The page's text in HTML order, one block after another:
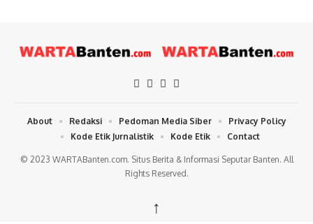
© 2023 WARTABanten.com. Situs Berita & Informasi Seputar Banten. All
Rights Reserved.
About Redaksi Pedoman Media Siber
Privacy Policy
Kode Etik Jurnalistik
Kode Etik Contact
↑